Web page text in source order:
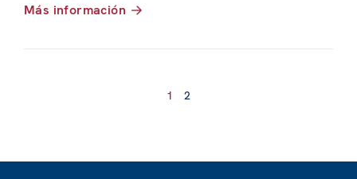
Más información
1 2